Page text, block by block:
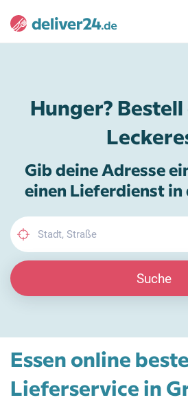
Hunger?
Gib deine Adresse
einen Lieferdienst in
Suche
Essen online
Lieferservice in